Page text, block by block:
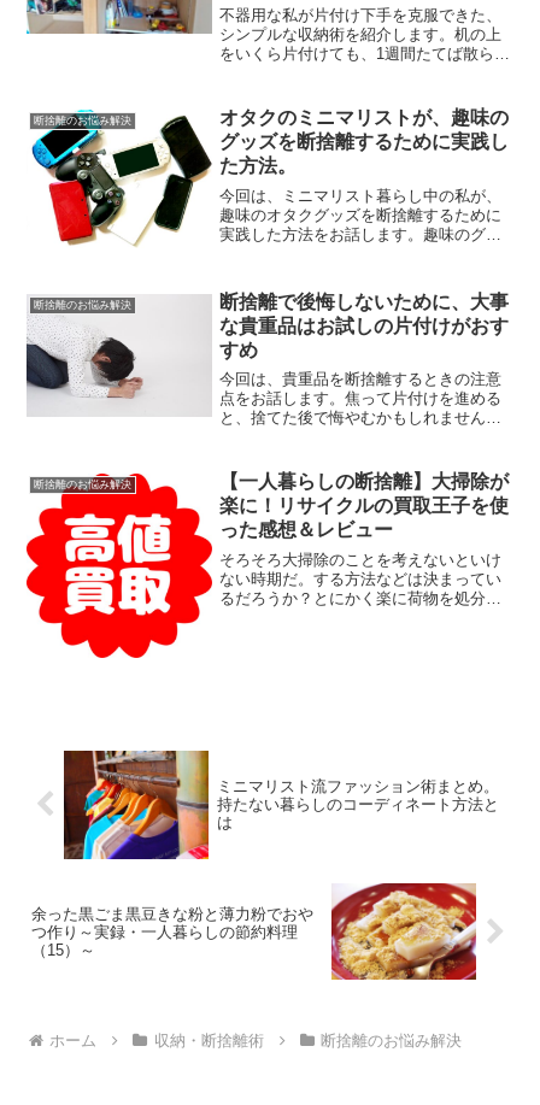
不器用な私が片付け下手を克服できた、
シンプルな収納術を紹介します。机の上
をいくら片付けても、1週間たてば散らか
持できています。「私にはやっぱり無
理」と、何度も挫折を味わ...
断捨離のお悩み解決
オタクのミニマリストが、趣味の
グッズを断捨離するために実践し
た方法。
今回は、ミニマリスト暮らし中の私が、
趣味のオタクグッズを断捨離するために
実践した方法をお話します。趣味のグッ
「自分の気持ち」1つで変わります。そん
なグッズを手放すには、...
断捨離のお悩み解決
断捨離で後悔しないために、大事
な貴重品はお試しの片付けがおす
すめ
今回は、貴重品を断捨離するときの注意
点をお話します。焦って片付けを進める
と、捨てた後で悔やむかもしれません。
をかけても、自分が100％納得できないう
ちは取っておく方が絶...
断捨離のお悩み解決
【一人暮らしの断捨離】大掃除が
楽に！リサイクルの買取王子を使
った感想＆レビュー
そろそろ大掃除のことを考えないといけ
ない時期だ。する方法などは決まってい
るだろうか？とにかく楽に荷物を処分し
ミニマリスト流ファッション術まとめ。
持たない暮らしのコーディネート方法と
は
余った黒ごま黒豆きな粉と薄力粉でおや
つ作り～実録・一人暮らしの節約料理
（15）～
ホーム 収納・断捨離術 断捨離のお悩み解決